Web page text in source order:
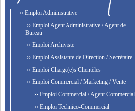
›› Emploi Administrative
›› Emploi Agent Administrative / Agent de
Bureau
›› Emploi Archiviste
›› Emploi Assistante de Direction / Secrétaire
›› Emploi Chargé(e)s Clientèles
›› Emploi Commercial / Marketing / Vente
›› Emploi Commercial / Agent Commercial
›› Emploi Technico-Commercial